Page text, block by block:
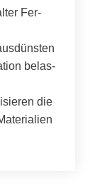
Fer­
belas­
die